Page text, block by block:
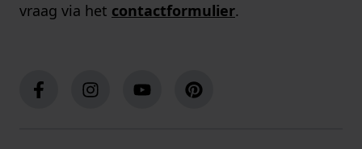
vraag via het contactformulier.